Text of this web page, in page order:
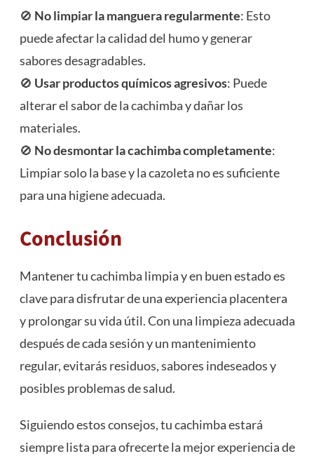
🚫 No limpiar la manguera regularmente: Esto
puede afectar la calidad del humo y generar
sabores desagradables.
🚫 Usar productos químicos agresivos: Puede
alterar el sabor de la cachimba y dañar los
materiales.
🚫 No desmontar la cachimba completamente:
Limpiar solo la base y la cazoleta no es suficiente
para una higiene adecuada.
Conclusión
Mantener tu cachimba limpia y en buen estado es
clave para disfrutar de una experiencia placentera
y prolongar su vida útil. Con una limpieza adecuada
después de cada sesión y un mantenimiento
regular, evitarás residuos, sabores indeseados y
posibles problemas de salud.
Siguiendo estos consejos, tu cachimba estará
siempre lista para ofrecerte la mejor experiencia de